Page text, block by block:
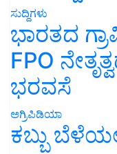
ಸುದ್ದಿಗಳು
ಭಾರತದ
FPO
ಭರವಸೆ
ಅಗ್ರಿಪಿಡಿಯಾ
ಕಬ್ಬು